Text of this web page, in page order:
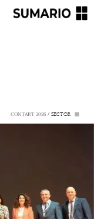
CONTART 2026 / SECTOR